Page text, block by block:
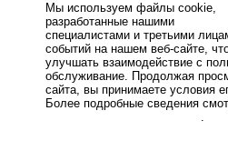
Мы используем файлы cookie,
разработанные нашими
специалистами и третьими
событий на нашем веб-сайте,
улучшать взаимодействие с
обслуживание. Продолжая
сайта, вы принимаете условия
Более подробные сведения
.
ПОЛНАЯ ВЕРСИЯ
Интернет-магазин "ПОСЛЭНД" - торгового оборудования,
торговли, расходных
Все права защищены, ООО
Политика
Основное: Нейлоновая лента премиум
Нейлоновая лента премиум двусторонняя NT620B